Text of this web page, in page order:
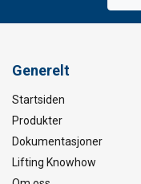
Generelt
Startsiden
Produkter
Dokumentasjoner
Lifting Knowhow